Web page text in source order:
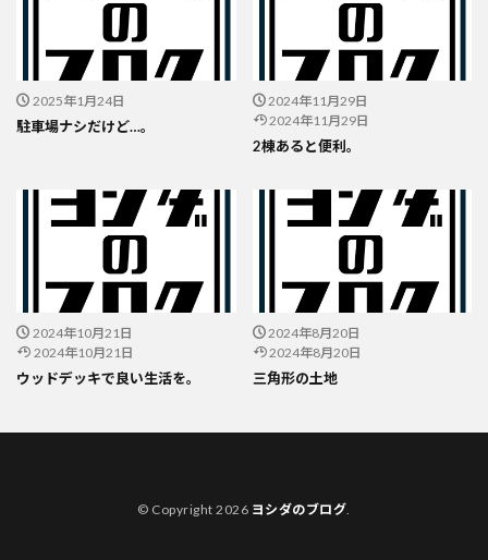
2025年1月24日
駐車場ナシだけど…。
2024年11月29日
2024年11月29日
2棟あると便利。
2024年10月21日
2024年10月21日
ウッドデッキで良い生活を。
2024年8月20日
2024年8月20日
三角形の土地
© Copyright 2026 ヨシダのブログ.